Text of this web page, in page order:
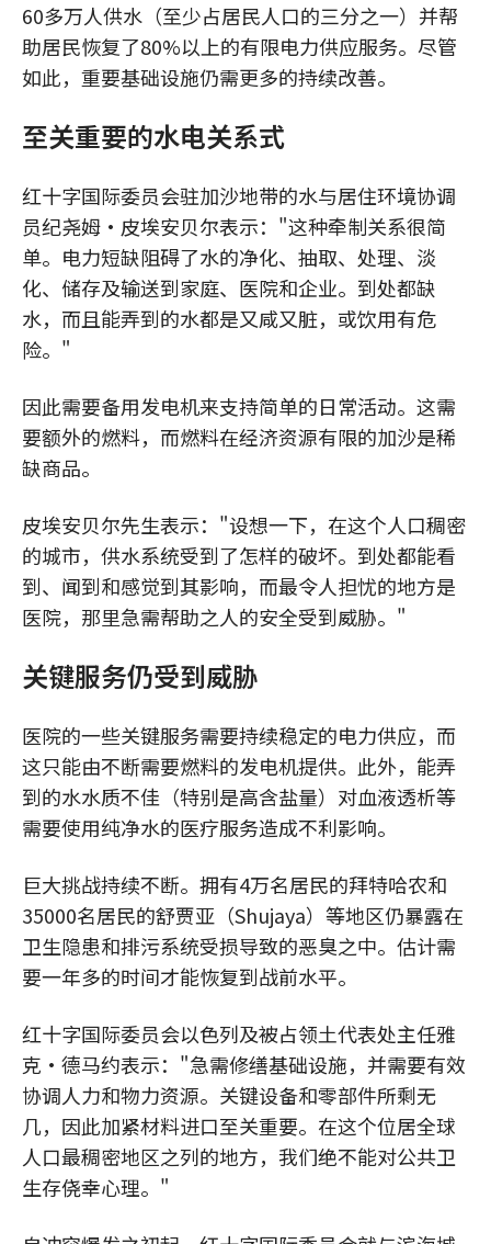
60多万人供水（至少占居民人口的三分之一）并帮
助居民恢复了80%以上的有限电力供应服务。尽管
如此，重要基础设施仍需更多的持续改善。
至关重要的水电关系式
红十字国际委员会驻加沙地带的水与居住环境协调
员纪尧姆•皮埃安贝尔表示："这种牵制关系很简
单。电力短缺阻碍了水的净化、抽取、处理、淡
化、储存及输送到家庭、医院和企业。到处都缺
水，而且能弄到的水都是又咸又脏，或饮用有危
险。"
因此需要备用发电机来支持简单的日常活动。这需
要额外的燃料，而燃料在经济资源有限的加沙是稀
缺商品。
皮埃安贝尔先生表示："设想一下，在这个人口稠密
的城市，供水系统受到了怎样的破坏。到处都能看
到、闻到和感觉到其影响，而最令人担忧的地方是
医院，那里急需帮助之人的安全受到威胁。"
关键服务仍受到威胁
医院的一些关键服务需要持续稳定的电力供应，而
这只能由不断需要燃料的发电机提供。此外，能弄
到的水水质不佳（特别是高含盐量）对血液透析等
需要使用纯净水的医疗服务造成不利影响。
巨大挑战持续不断。拥有4万名居民的拜特哈农和
35000名居民的舒贾亚（Shujaya）等地区仍暴露在
卫生隐患和排污系统受损导致的恶臭之中。估计需
要一年多的时间才能恢复到战前水平。
红十字国际委员会以色列及被占领土代表处主任雅
克•德马约表示："急需修缮基础设施，并需要有效
协调人力和物力资源。关键设备和零部件所剩无
几，因此加紧材料进口至关重要。在这个位居全球
人口最稠密地区之列的地方，我们绝不能对公共卫
生存侥幸心理。"